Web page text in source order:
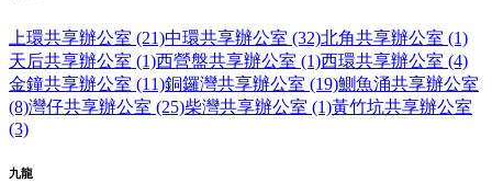
上環共享辦公室 (21)中環共享辦公室 (32)北角共享辦公室 (1)
天后共享辦公室 (1)西營盤共享辦公室 (1)西環共享辦公室 (4)
金鐘共享辦公室 (11)銅鑼灣共享辦公室 (19)鰂魚涌共享辦公室
(8)灣仔共享辦公室 (25)柴灣共享辦公室 (1)黃竹坑共享辦公室
(3)
九龍